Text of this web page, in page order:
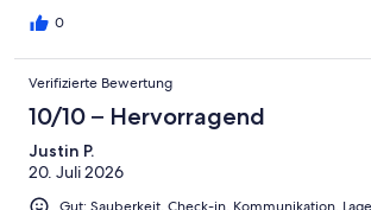
down there with the dog and it was perfect
porch was nice in the morning ,when it was
have breakfast, but it was so hot in the
that we couldn’t use it after that. The lake was
and we literally stayed in almost the entire day,
kayaked, canoed, and paddle boarded as well
our tubes. I highly recommend using a kayak
explore the Sucker Brook area of the lake. We
0
Verifizierte Bewertung
10/10 – Hervorragend
Justin P.
20. Juli 2026
Gut: Sauberkeit, Check-in, Kommunikation,